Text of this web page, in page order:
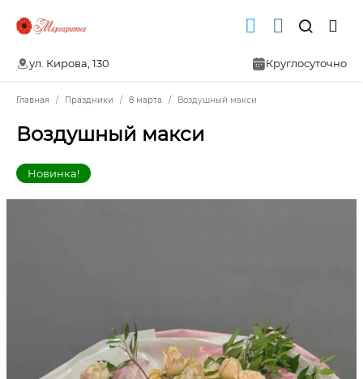
ул. Кирова, 130 Круглосуточно
Главная Праздники 8 марта Воздушный макси
Воздушный макси
Новинка!